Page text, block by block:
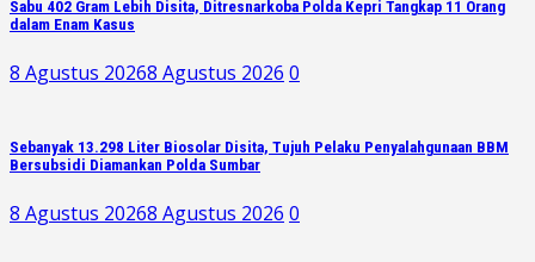
Sabu 402 Gram Lebih Disita, Ditresnarkoba Polda Kepri Tangkap 11 Orang
dalam Enam Kasus
8 Agustus 20268 Agustus 2026 0
Sebanyak 13.298 Liter Biosolar Disita, Tujuh Pelaku Penyalahgunaan BBM
Bersubsidi Diamankan Polda Sumbar
8 Agustus 20268 Agustus 2026 0